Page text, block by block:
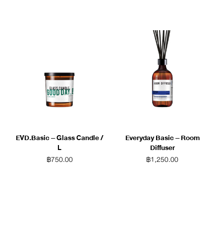
EVD.Basic – Glass Candle /
L
฿750.00
Everyday Basic – Room
Diffuser
฿1,250.00